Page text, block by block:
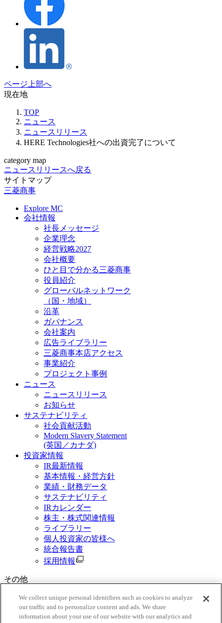
ページ上部へ
現在地
TOP
ニュース
ニュースリリース
HERE Technologies社への出資完了について
category map
ニュースリリースへ戻る
サイトマップ
三菱商事
Explore MC
会社情報
社長メッセージ
企業理念
経営戦略2027
会社概要
ひと目で分かる三菱商事
役員紹介
グローバルネットワーク
（国・地域）
沿革
ガバナンス
会社案内
広告ライブラリー
三菱商事本店アクセス
事業紹介
プロジェクト事例
ニュース
ニュースリリース
お知らせ
サステナビリティ
社会貢献活動
Modern Slavery Statement
(英国／カナダ)
投資家情報
IR最新情報
基本情報・経営方針
業績・財務データ
サステナビリティ
IRカレンダー
株主・株式関連情報
ライブラリー
個人投資家の皆様へ
統合報告書
採用情報
その他
ご利用規約
三菱商事グループ個人情報保護基本方針
We collect unique personal identifiers such as cookies to analyze
our traffic and to personalize content and ads. We share
information about your use of our website with our analytics and